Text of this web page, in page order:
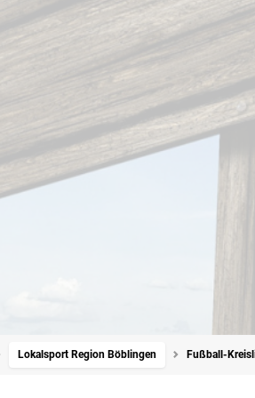
Lokalsport Region Böblingen Fußball-